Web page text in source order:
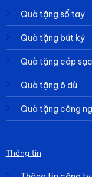
Quà tặng sổ tay
Quà tặng bút ký
Quà tặng cáp sạc
Quà tặng ô dù
Quà tặng công
Thông tin